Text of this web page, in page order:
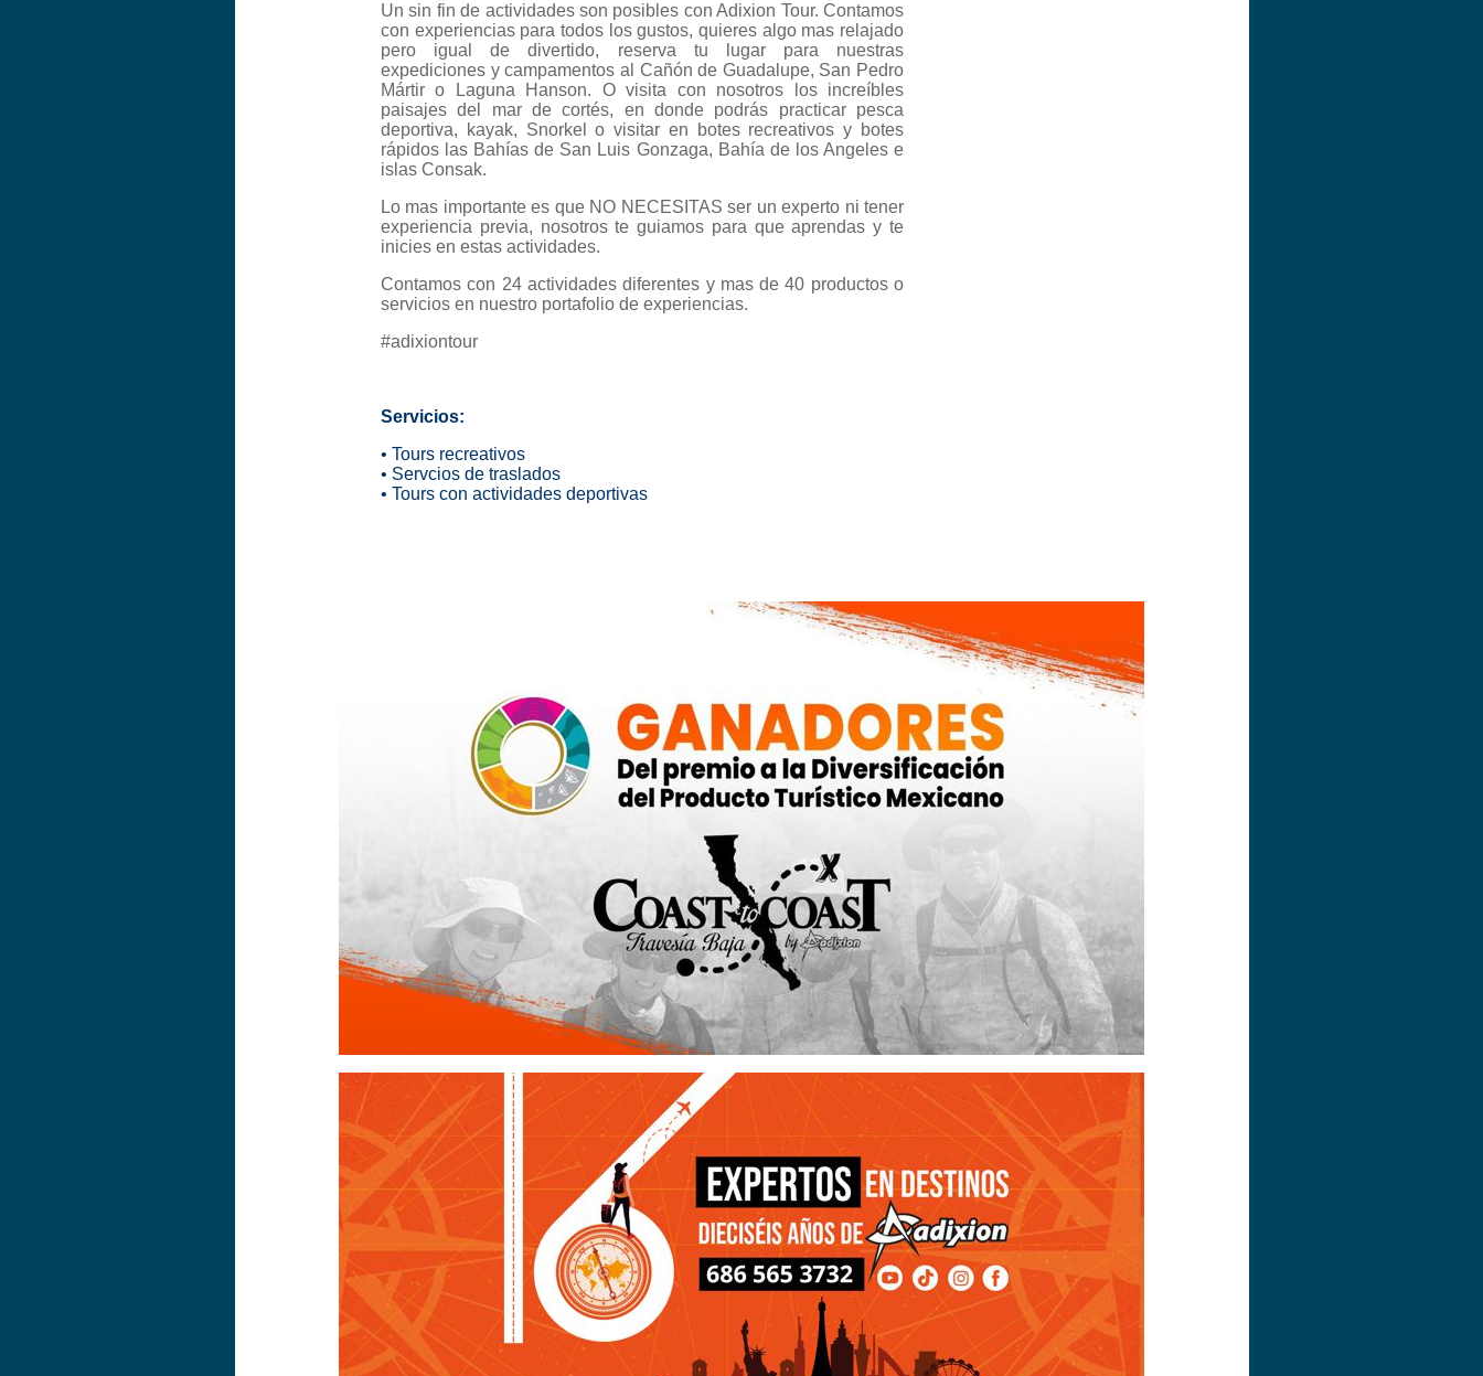
Un sin fin de actividades son posibles con Adixion Tour. Contamos
con experiencias para todos los gustos, quieres algo mas relajado
pero igual de divertido, reserva tu lugar para nuestras
expediciones y campamentos al Cañón de Guadalupe, San Pedro
Mártir o Laguna Hanson. O visita con nosotros los increíbles
paisajes del mar de cortés, en donde podrás practicar pesca
deportiva, kayak, Snorkel o visitar en botes recreativos y botes
rápidos las Bahías de San Luis Gonzaga, Bahía de los Angeles e
islas Consak.
Lo mas importante es que NO NECESITAS ser un experto ni tener
experiencia previa, nosotros te guiamos para que aprendas y te
inicies en estas actividades.
Contamos con 24 actividades diferentes y mas de 40 productos o
servicios en nuestro portafolio de experiencias.
#adixiontour
Servicios:
• Tours recreativos
• Servcios de traslados
• Tours con actividades deportivas